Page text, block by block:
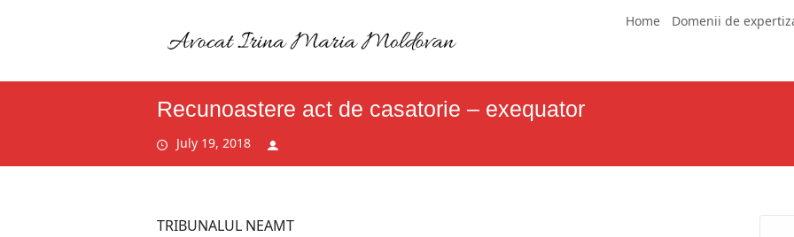
Main menu
Skip
Home Domenii de
Recunoastere act de casatorie – exequator
July 19, 2018
TRIBUNALUL NEAMT